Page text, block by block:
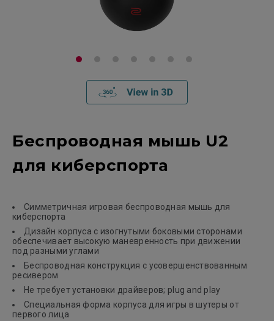
Беспроводная мышь U2
для киберспорта
Симметричная игровая беспроводная мышь для
киберспорта
Дизайн корпуса с изогнутыми боковыми сторонами
обеспечивает высокую маневренность при движении
под разными углами
Беспроводная конструкция с усовершенствованным
ресивером
Не требует установки драйверов; plug and play
Специальная форма корпуса для игры в шутеры от
первого лица